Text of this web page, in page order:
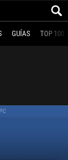
GUÍAS TOP 100